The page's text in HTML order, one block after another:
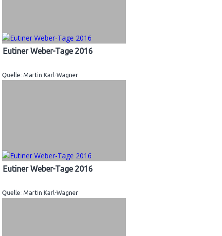
Eutiner Weber-Tage 2016
Quelle: Martin Karl-Wagner
Eutiner Weber-Tage 2016
Quelle: Martin Karl-Wagner